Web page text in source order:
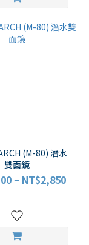
(M-80) 潛水
雙面鏡
~ NT$2,850